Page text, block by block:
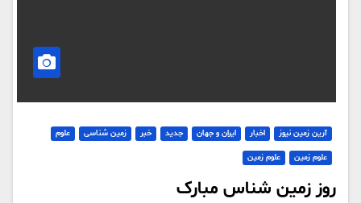
آرین زمین نیوز اخبار ایران و جهان جدید خبر زمین شناسی علوم
علوم زمین علوم زمین
روز زمین شناس مبارک